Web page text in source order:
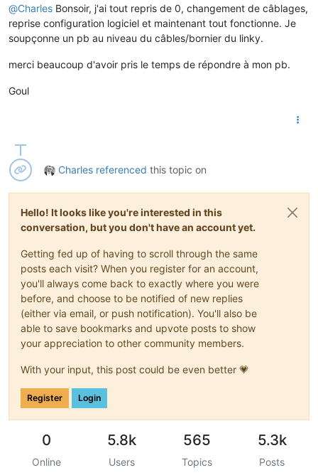
@Charles Bonsoir, j'ai tout repris de 0, changement de câblages,
reprise configuration logiciel et maintenant tout fonctionne. Je
soupçonne un pb au niveau du câbles/bornier du linky.
merci beaucoup d'avoir pris le temps de répondre à mon pb.
Goul
Charles referenced this topic on
Hello! It looks like you're interested in this
conversation, but you don't have an account yet.
Getting fed up of having to scroll through the same
posts each visit? When you register for an account,
you'll always come back to exactly where you were
before, and choose to be notified of new replies
(either via email, or push notification). You'll also be
able to save bookmarks and upvote posts to show
your appreciation to other community members.
With your input, this post could be even better 💗
Register Login
0
Online
5.8k
Users
565
Topics
5.3k
Posts